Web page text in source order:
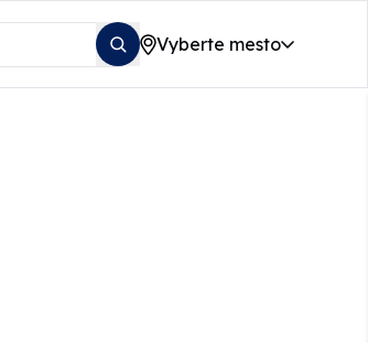
Vyberte mesto